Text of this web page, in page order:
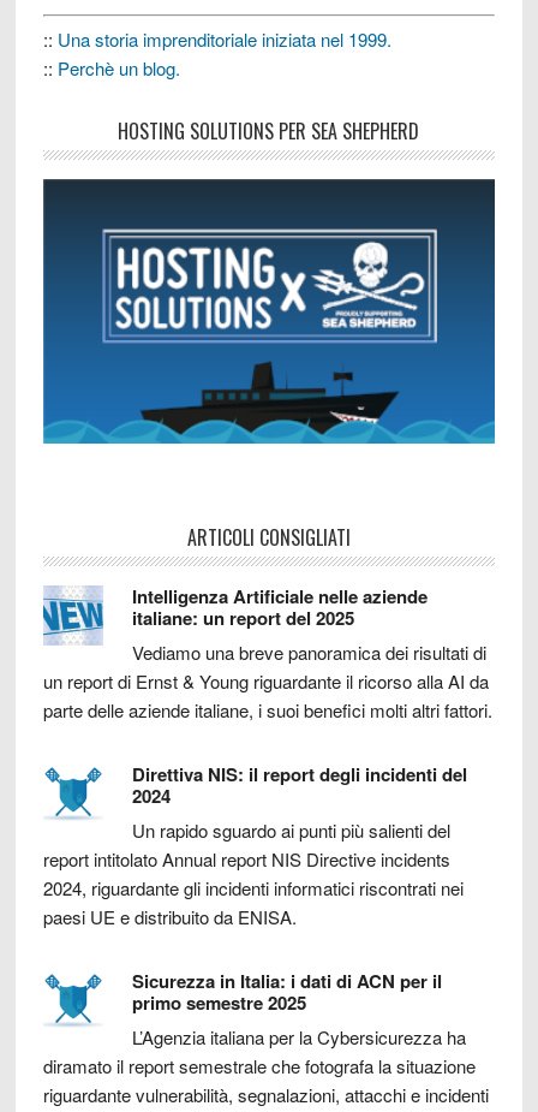
:: Una storia imprenditoriale iniziata nel 1999.
:: Perchè un blog.
HOSTING SOLUTIONS PER SEA SHEPHERD
ARTICOLI CONSIGLIATI
Intelligenza Artificiale nelle aziende
italiane: un report del 2025
Vediamo una breve panoramica dei risultati di
un report di Ernst & Young riguardante il ricorso alla AI da
parte delle aziende italiane, i suoi benefici molti altri fattori.
Direttiva NIS: il report degli incidenti del
2024
Un rapido sguardo ai punti più salienti del
report intitolato Annual report NIS Directive incidents
2024, riguardante gli incidenti informatici riscontrati nei
paesi UE e distribuito da ENISA.
Sicurezza in Italia: i dati di ACN per il
primo semestre 2025
L’Agenzia italiana per la Cybersicurezza ha
diramato il report semestrale che fotografa la situazione
riguardante vulnerabilità, segnalazioni, attacchi e incidenti